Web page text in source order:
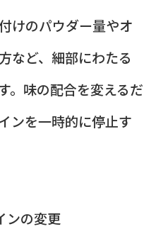
けのパウダー量やオ
など、細部にわたる
。味の配合を変えるだ
ンを一時的に停止す
ンの変更